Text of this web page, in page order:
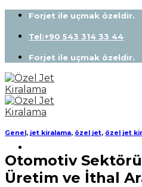
Skip
content
Forjet ile uçmak özeldir.
Tel:+90 543 314 33 44
Forjet ile uçmak özeldir.
Genel, jet kiralama, özel jet, özel jet
Otomotiv
Üretim ve İthal